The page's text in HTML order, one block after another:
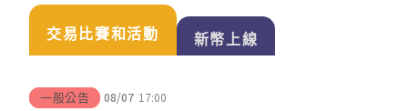
交易比賽和活動 新幣上線
一般公告 08/07 17:00